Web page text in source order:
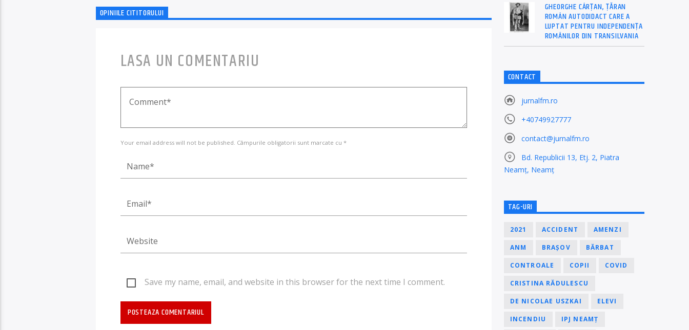
OPINIILE CITITORULUI
LASA UN COMENTARIU
Your email address will not be published. Câmpurile obligatorii sunt marcate cu *
Save my name, email, and website in this browser for the next time I comment.
GHEORGHE CÂRȚAN, ŢĂRAN
ROMÂN AUTODIDACT CARE A
LUPTAT PENTRU INDEPENDENȚA
ROMÂNILOR DIN TRANSILVANIA
CONTACT
jurnalfm.ro
+40749927777
contact@jurnalfm.ro
Bd. Republicii 13, Etj. 2, Piatra
Neamț, Neamț
TAG-URI
2021 ACCIDENT AMENZI
ANM BRAȘOV BĂRBAT
CONTROALE COPII COVID
CRISTINA RĂDULESCU
DE NICOLAE USZKAI ELEVI
INCENDIU IPJ NEAMȚ